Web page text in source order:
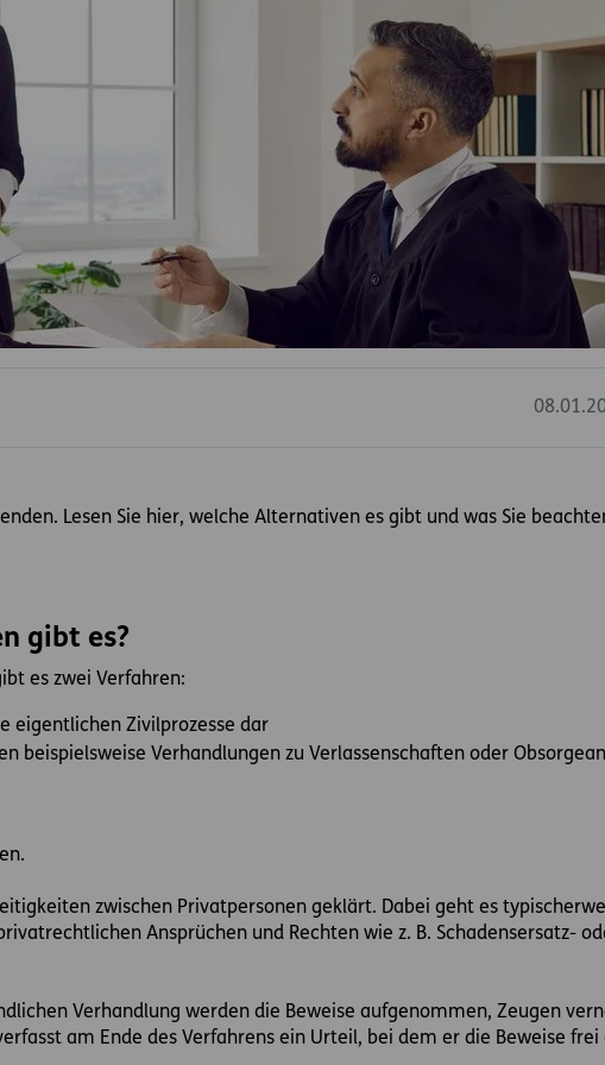
Lesen Sie hier, welche Alternativen es gibt und was Sie
gibt es?
es zwei Verfahren:
eigentlichen Zivilprozesse dar
beispielsweise Verhandlungen zu Verlassenschaften oder
zwischen Privatpersonen geklärt. Dabei geht es
Ansprüchen und Rechten wie z. B. Schadensersatz-
Verhandlung werden die Beweise aufgenommen, Zeugen
am Ende des Verfahrens ein Urteil, bei dem er die Beweise frei